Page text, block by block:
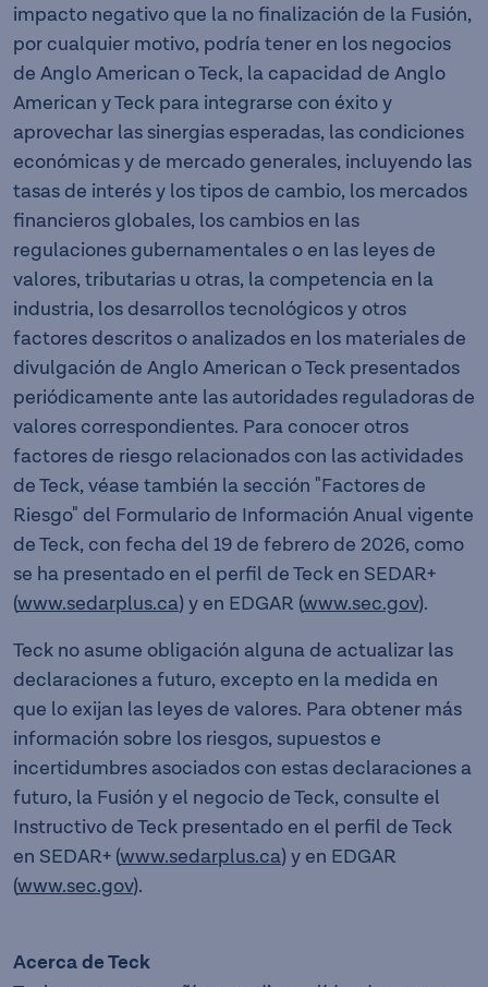
impacto negativo que la no finalización de la Fusión,
por cualquier motivo, podría tener en los negocios
de Anglo American o Teck, la capacidad de Anglo
American y Teck para integrarse con éxito y
aprovechar las sinergias esperadas, las condiciones
económicas y de mercado generales, incluyendo las
tasas de interés y los tipos de cambio, los mercados
financieros globales, los cambios en las
regulaciones gubernamentales o en las leyes de
valores, tributarias u otras, la competencia en la
industria, los desarrollos tecnológicos y otros
factores descritos o analizados en los materiales de
divulgación de Anglo American o Teck presentados
periódicamente ante las autoridades reguladoras de
valores correspondientes. Para conocer otros
factores de riesgo relacionados con las actividades
de Teck, véase también la sección "Factores de
Riesgo" del Formulario de Información Anual vigente
de Teck, con fecha del 19 de febrero de 2026, como
se ha presentado en el perfil de Teck en SEDAR+
(www.sedarplus.ca) y en EDGAR (www.sec.gov).
Teck no asume obligación alguna de actualizar las
declaraciones a futuro, excepto en la medida en
que lo exijan las leyes de valores. Para obtener más
información sobre los riesgos, supuestos e
incertidumbres asociados con estas declaraciones a
futuro, la Fusión y el negocio de Teck, consulte el
Instructivo de Teck presentado en el perfil de Teck
en SEDAR+ (www.sedarplus.ca) y en EDGAR
(www.sec.gov).
Acerca de Teck